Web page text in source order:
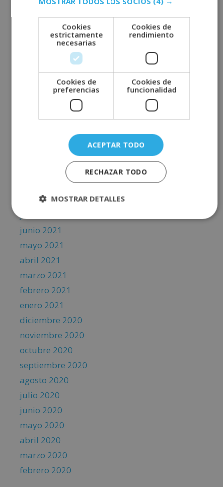
septiembre 2022
agosto 2022
julio 2022
abril 2022
marzo 2022
febrero 2022
diciembre 2021
noviembre 2021
octubre 2021
septiembre 2021
agosto 2021
julio 2021
junio 2021
mayo 2021
abril 2021
marzo 2021
febrero 2021
enero 2021
diciembre 2020
noviembre 2020
octubre 2020
septiembre 2020
agosto 2020
julio 2020
junio 2020
mayo 2020
abril 2020
marzo 2020
febrero 2020
Cookies
estrictamente
necesarias
Cookies de
rendimiento
Cookies de
preferencias
Cookies de
funcionalidad
ACEPTAR TODO
RECHAZAR TODO
MOSTRAR DETALLES